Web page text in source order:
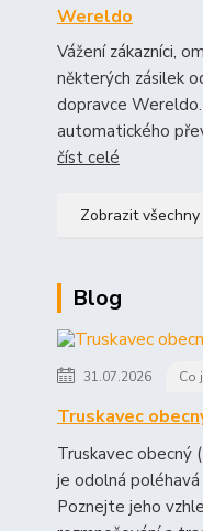
Wereldo
Vážení zákazníci,
některých zásilek
dopravce
automatického
číst celé
Zobrazit
Blog
31.07.2026 Co
Truskavec
Truskavec obecný
je odolná
Poznejte jeho